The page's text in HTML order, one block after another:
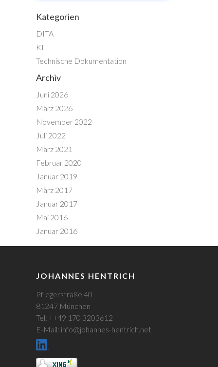
Kategorien
DITA
KI
Technische Dokumentation
Archiv
Juni 2026
März 2026
November 2022
Juli 2022
März 2021
Februar 2020
Januar 2019
März 2017
Januar 2017
Mai 2016
Januar 2016
JOHANNES HENTRICH
Pflegerstraße 40
81247 München
Tel: ++49 170 3203612
E-Mail: info@johannes-hentrich.net